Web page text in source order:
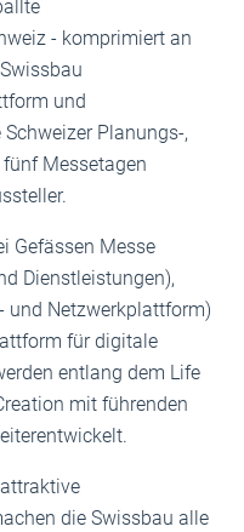
- komprimiert an
und
Planungs-,
Messetagen
Gefässen Messe
Dienstleistungen),
und Netzwerkplattform)
für digitale
entlang dem Life
mit führenden
die Swissbau alle